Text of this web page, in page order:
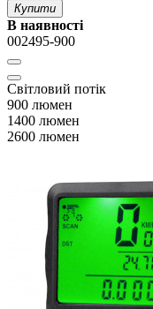
Купити
В наявності
002495-900
Світловий потік
900 люмен
1400 люмен
2600 люмен